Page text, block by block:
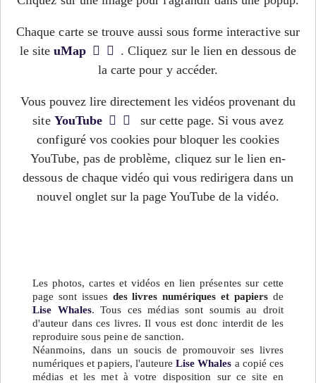
Chaque carte se trouve aussi sous forme interactive sur
le siteuMap
. Cliquez sur le lien en dessous de
la carte pour y accéder.
Vous pouvez lire directement les vidéos provenant du
site YouTube
sur cette page. Si vous avez
configuré vos cookies pour bloquer les cookies
YouTube, pas de problème, cliquez sur le lien en-
dessous de chaque vidéo qui vous redirigera dans un
nouvel onglet sur la page YouTube de la vidéo.
Les photos, cartes et vidéos en lien présentes sur cette
page sont issues des livres numériques et papiers de
Lise Whales. Tous ces médias sont soumis au droit
d'auteur dans ces livres. Il vous est donc interdit de les
reproduire sous peine de sanction.
Néanmoins, dans un soucis de promouvoir ses livres
numériques et papiers, l'auteureLise Whales a copié ces
médias et les met à votre disposition sur ce site en